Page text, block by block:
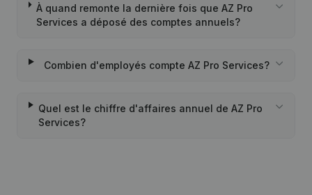
À quand remonte la dernière fois que AZ Pro
Services a déposé des comptes annuels?
Combien d'employés compte AZ Pro Services?
Quel est le chiffre d'affaires annuel de AZ Pro
Services?